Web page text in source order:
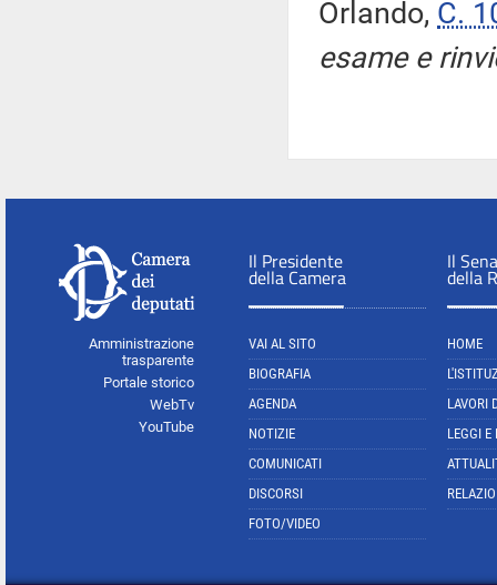
Orlando, C.
esame e
Amministrazione
trasparente
Portale storico
WebTv
YouTube
Il Presidente
della Camera
VAI AL SITO
BIOGRAFIA
AGENDA
NOTIZIE
COMUNICATI
DISCORSI
FOTO/VIDEO
Il
della
HOME
LAVORI
LEGGI E